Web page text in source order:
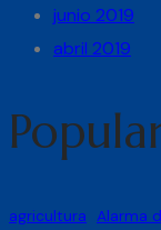
junio 2019
abril 2019
agricultura Alarma